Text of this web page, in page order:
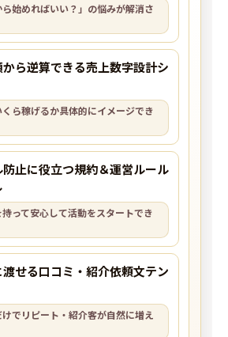
始めればいい？」の悩みが解消さ
から逆算できる売上数字設計シ
ら稼げるか具体的にイメージでき
防止に役立つ規約＆運営ルール
って安心して活動をスタートでき
せる口コミ・紹介依頼文テン
でリピート・紹介客が自然に増え